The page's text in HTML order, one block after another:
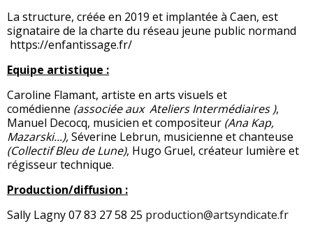
La structure, créée en 2019 et implantée à Caen, est
signataire de la charte du réseau jeune public normand
https://enfantissage.fr/
Equipe artistique :
Caroline Flamant, artiste en arts visuels et
comédienne (associée aux Ateliers Intermédiaires),
Manuel Decocq, musicien et compositeur (Ana Kap,
Mazarski...),Séverine Lebrun, musicienne et chanteuse
(Collectif Bleu de Lune), Hugo Gruel, créateur lumière et
régisseur technique.
Production/diffusion :
Sally Lagny 07 83 27 58 25 production@artsyndicate.fr